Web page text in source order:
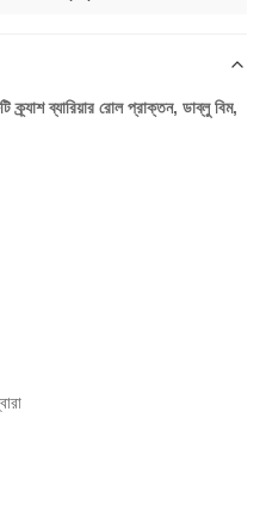
ক্র্যাশ ব্যারিয়ার রোল প্রাক্তন, ডাব্লু বিম,